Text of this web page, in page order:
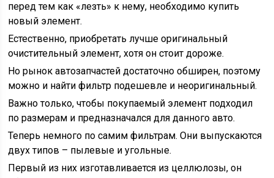
перед тем как «лезть» к нему, необходимо купить
новый элемент.
Естественно, приобретать лучше оригинальный
очистительный элемент, хотя он стоит дороже.
Но рынок автозапчастей достаточно обширен, поэтому
можно и найти фильтр подешевле и неоригинальный.
Важно только, чтобы покупаемый элемент подходил
по размерам и предназначался для данного авто.
Теперь немного по самим фильтрам. Они выпускаются
двух типов – пылевые и угольные.
Первый из них изготавливается из целлюлозы, он